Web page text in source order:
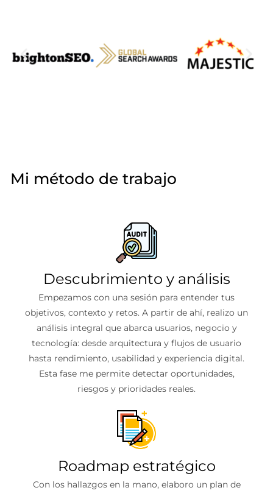
Mi método de trabajo
Descubrimiento y análisis
Empezamos con una sesión para entender tus
objetivos, contexto y retos. A partir de ahí, realizo un
análisis integral que abarca usuarios, negocio y
tecnología: desde arquitectura y flujos de usuario
hasta rendimiento, usabilidad y experiencia digital.
Esta fase me permite detectar oportunidades,
riesgos y prioridades reales.
Roadmap estratégico
Con los hallazgos en la mano, elaboro un plan de